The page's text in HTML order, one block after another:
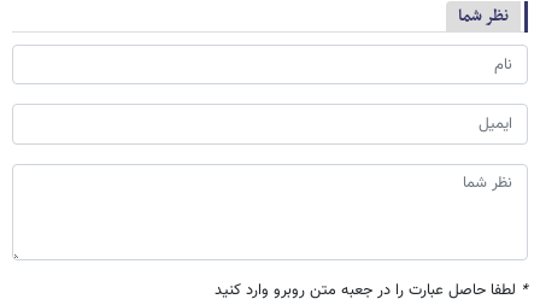
نظر شما
* لطفا حاصل عبارت را در جعبه متن روبرو وارد کنید